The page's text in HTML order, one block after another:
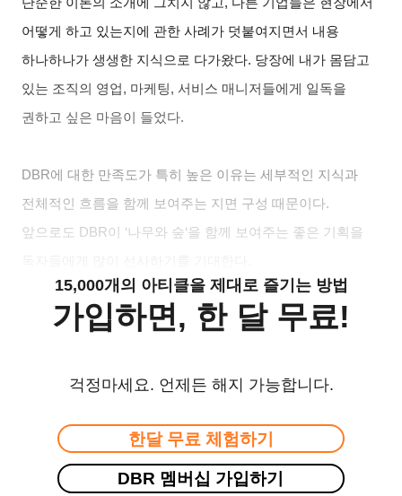
어떻게 하고 있는지에 관한 사례가 덧붙여지면서 내용
하나하나가 생생한 지식으로 다가왔다. 당장에 내가 몸담고
있는 조직의 영업, 마케팅, 서비스 매니저들에게 일독을
권하고 싶은 마음이 들었다.
DBR에 대한 만족도가 특히 높은 이유는 세부적인 지식과
전체적인 흐름을 함께 보여주는 지면 구성 때문이다.
앞으로도 DBR이 ‘나무와 숲‘을 함께 보여주는 좋은 기획을
15,000개의 아티클을 제대로 즐기는 방법
가입하면, 한 달 무료!
걱정마세요. 언제든 해지 가능합니다.
한달 무료 체험하기
DBR 멤버십 가입하기